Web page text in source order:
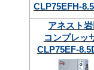
CLP75EFH-
アネスト岩
コンプレッ
CLP75EF-